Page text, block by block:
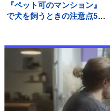
『ペット可のマンション』
で犬を飼うときの注意点5